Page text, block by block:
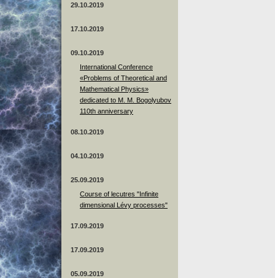
29.10.2019
17.10.2019
09.10.2019
International Conference
«Problems of Theoretical and
Mathematical Physics»
dedicated to M. M. Bogolyubov
110th anniversary
08.10.2019
04.10.2019
25.09.2019
Course of lecutres "Infinite
dimensional Lévy processes"
17.09.2019
17.09.2019
05.09.2019